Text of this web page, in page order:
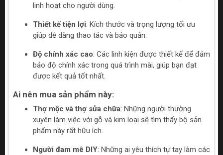
linh hoạt cho người dùng.
Thiết kế tiện lợi: Kích thước và trọng lượng tối ưu
giúp dễ dàng thao tác và bảo quản.
Độ chính xác cao: Các linh kiện được thiết kế để đảm
bảo độ chính xác trong quá trình mài, giúp bạn đạt
được kết quả tốt nhất.
Ai nên mua sản phẩm này:
Thợ mộc và thợ sửa chữa: Những người thường
xuyên làm việc với gỗ và kim loại sẽ tìm thấy bộ sản
phẩm này rất hữu ích.
Người đam mê DIY: Những ai yêu thích tự tay làm các